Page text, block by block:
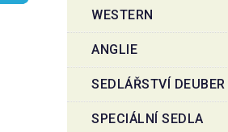
n
í
WESTERN
ANGLIE
SEDLÁŘSTVÍ DEUBER
SPECIÁLNÍ SEDLA